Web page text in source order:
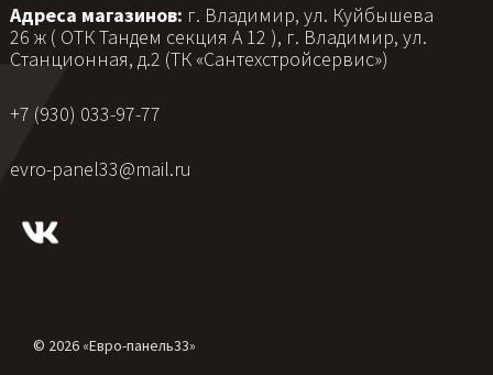
Адреса магазинов: г. Владимир, ул. Куйбышева
26 ж ( ОТК Тандем секция А 12 ), г. Владимир, ул.
Станционная, д.2 (ТК «Сантехстройсервис»)
+7 (930) 033-97-77
evro-panel33@mail.ru
© 2026 «Евро-панель33»